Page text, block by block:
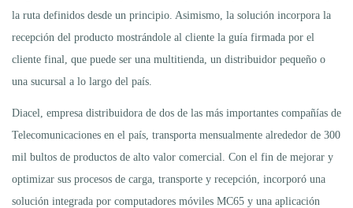
la ruta definidos desde un principio. Asimismo, la solución incorpora la
recepción del producto mostrándole al cliente la guía firmada por el
cliente final, que puede ser una multitienda, un distribuidor pequeño o
una sucursal a lo largo del país.
Diacel, empresa distribuidora de dos de las más importantes compañías de
Telecomunicaciones en el país, transporta mensualmente alrededor de 300
mil bultos de productos de alto valor comercial. Con el fin de mejorar y
optimizar sus procesos de carga, transporte y recepción, incorporó una
solución integrada por computadores móviles MC65 y una aplicación